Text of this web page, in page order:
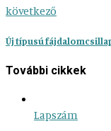
következő
Új típusú
További cikkek
Lapszám